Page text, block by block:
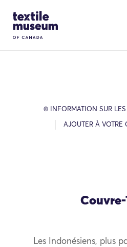
Site Logo
© INFORMATION SUR LES
AJOUTER À VOTRE
Couvre-
Les Indonésiens, plus